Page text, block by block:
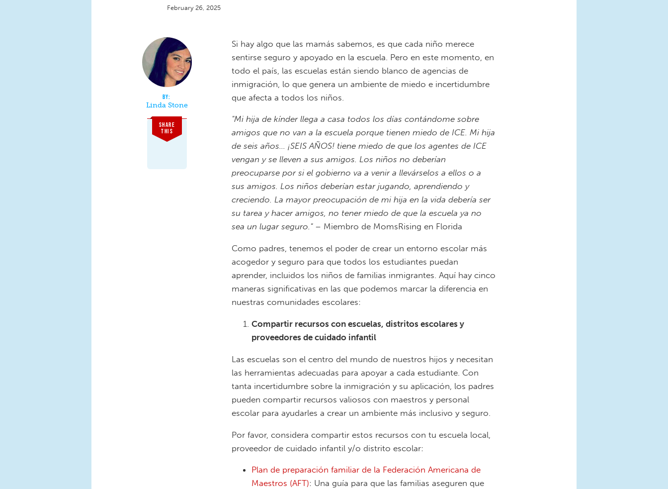
February 26, 2025
Linda Stone
SHARE
THIS
Si hay algo que las mamás sabemos, es que cada niño merece
sentirse seguro y apoyado en la escuela. Pero en este momento, en
todo el país, las escuelas están siendo blanco de agencias de
inmigración, lo que genera un ambiente de miedo e incertidumbre
que afecta a todos los niños.
"Mi hija de kínder llega a casa todos los días contándome sobre
amigos que no van a la escuela porque tienen miedo de ICE. Mi hija
de seis años... ¡SEIS AÑOS! tiene miedo de que los agentes de ICE
vengan y se lleven a sus amigos. Los niños no deberían
preocuparse por si el gobierno va a venir a llevárselos a ellos o a
sus amigos. Los niños deberían estar jugando, aprendiendo y
creciendo. La mayor preocupación de mi hija en la vida debería ser
su tarea y hacer amigos, no tener miedo de que la escuela ya no
sea un lugar seguro."– Miembro de MomsRising en Florida
Como padres, tenemos el poder de crear un entorno escolar más
acogedor y seguro para que todos los estudiantes puedan
aprender, incluidos los niños de familias inmigrantes. Aquí hay cinco
maneras significativas en las que podemos marcar la diferencia en
nuestras comunidades escolares:
Compartir recursos con escuelas, distritos escolares y
proveedores de cuidado infantil
Las escuelas son el centro del mundo de nuestros hijos y necesitan
las herramientas adecuadas para apoyar a cada estudiante. Con
tanta incertidumbre sobre la inmigración y su aplicación, los padres
pueden compartir recursos valiosos con maestros y personal
escolar para ayudarles a crear un ambiente más inclusivo y seguro.
Por favor, considera compartir estos recursos con tu escuela local,
proveedor de cuidado infantil y/o distrito escolar:
Plan de preparación familiar de la Federación Americana de
Maestros (AFT): Una guía para que las familias aseguren que